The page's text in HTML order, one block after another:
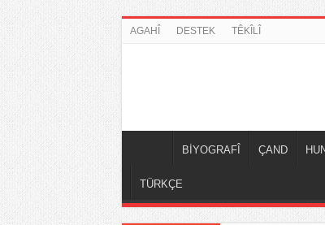
AGAHÎ DESTEK TÊKÎLÎ
BİYOGRAFÎ ÇAND
TÜRKÇE